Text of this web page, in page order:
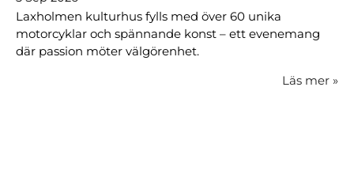
Laxholmen kulturhus fylls med över 60 unika
motorcyklar och spännande konst – ett evenemang
där passion möter välgörenhet.
Läs mer »